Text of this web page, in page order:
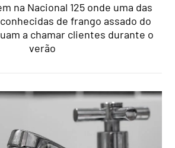
na Nacional 125 onde uma das
de frango assado do
a chamar clientes durante o
verão